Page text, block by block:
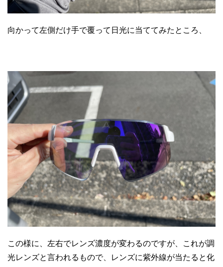
向かって左側だけ手で覆って日光に当ててみたところ、
この様に、左右でレンズ濃度が変わるのですが、これが調
光レンズと言われるもので、レンズに紫外線が当たると化